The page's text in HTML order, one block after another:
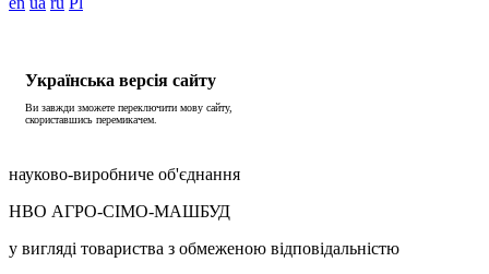
Українська версія сайту
Ви завжди зможете переключити мову сайту,
скориставшись перемикачем.
науково-виробниче об'єднання
НВО АГРО-СІМО-МАШБУД
у вигляді товариства з обмеженою відповідальністю